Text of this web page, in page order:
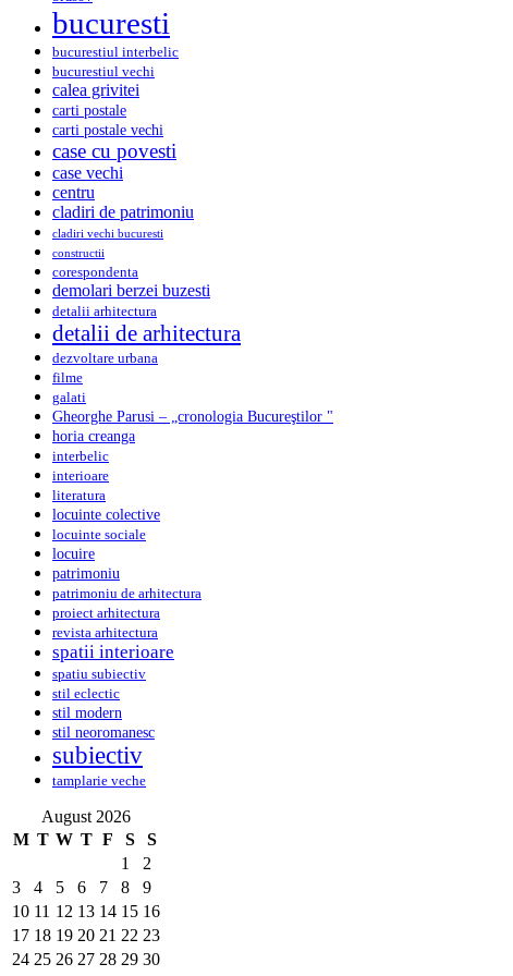
bucuresti
bucurestiul interbelic
bucurestiul vechi
calea grivitei
carti postale
carti postale vechi
case cu povesti
case vechi
centru
cladiri de patrimoniu
cladiri vechi bucuresti
constructii
corespondenta
demolari berzei buzesti
detalii arhitectura
detalii de arhitectura
dezvoltare urbana
filme
galati
Gheorghe Parusi – „cronologia Bucureştilor "
horia creanga
interbelic
interioare
literatura
locuinte colective
locuinte sociale
locuire
patrimoniu
patrimoniu de arhitectura
proiect arhitectura
revista arhitectura
spatii interioare
spatiu subiectiv
stil eclectic
stil modern
stil neoromanesc
subiectiv
tamplarie veche
August 2026
M T W T F S
S
1
2
3
4 5 6 7 8
9
10 11 12 13 14 15 16
17 18 19 20 21 22 23
24 25 26 27 28 29 30